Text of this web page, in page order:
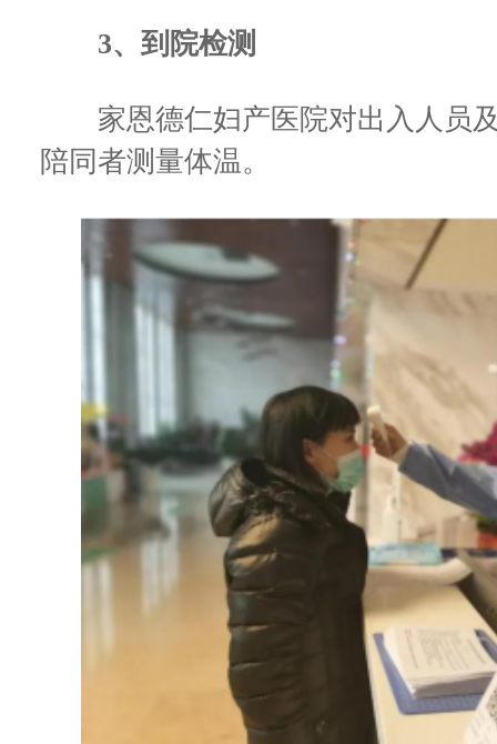
3、到院检测
家恩德仁妇产医院对出入人员及
陪同者测量体温。